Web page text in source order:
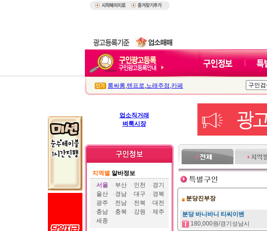
룸싸롱,텐프로,노래주점 ,카페
업소직거래
벼룩시장
지역별 알바정보
서울
부산 인천
경기
울산
경남 대구
경북
광주
전남 전북
대전
충남
충북 강원
제주
세종
분당진부장
분당 바니바니 티씨이벤
180,000원/경기성남시